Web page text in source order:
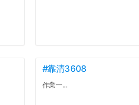
#靠清3608
作業一...